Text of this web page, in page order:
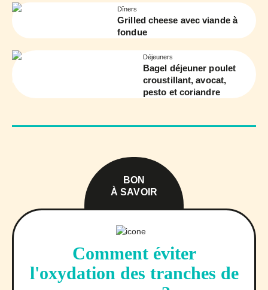
Dîners
Grilled cheese avec viande à
fondue
Déjeuners
Bagel déjeuner poulet
croustillant, avocat,
pesto et coriandre
BON
À SAVOIR
Comment éviter
l'oxydation des tranches de